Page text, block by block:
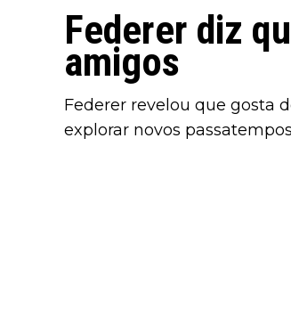
Federer diz
amigos
Federer revelou que gosta
explorar novos